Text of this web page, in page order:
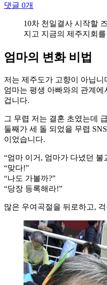
댓글 0개
10차 천일결사 시작할
지고 지금의 제주지회
엄마의 변화 비법
저는 제주도가 고향이 아닙니
엄마는 평생 아빠와의 관계
겁니다.
그 무렵 저는 결혼 초였는데
둘째가 세 돌 되었을 무렵
이었습니다.
“엄마 이거, 엄마가 다녔던 불
“맞다!”
“나도 가볼까?”
“당장 등록해라!”
많은 우여곡절을 뒤로하고,